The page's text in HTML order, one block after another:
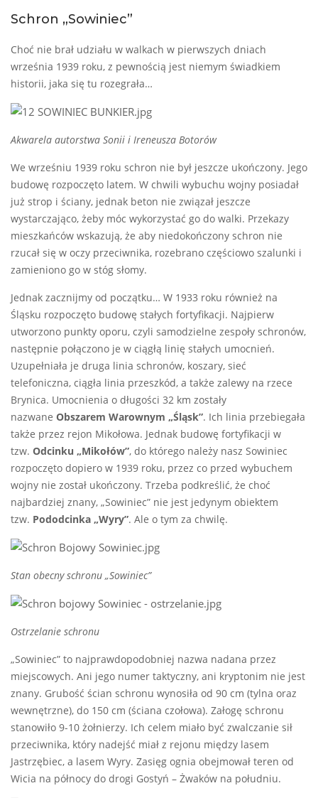
Schron „Sowiniec”
Choć nie brał udziału w walkach w pierwszych dniach
września 1939 roku, z pewnością jest niemym świadkiem
historii, jaka się tu rozegrała…
Akwarela autorstwa Sonii i Ireneusza Botorów
We wrześniu 1939 roku schron nie był jeszcze ukończony. Jego
budowę rozpoczęto latem. W chwili wybuchu wojny posiadał
już strop i ściany, jednak beton nie związał jeszcze
wystarczająco, żeby móc wykorzystać go do walki. Przekazy
mieszkańców wskazują, że aby niedokończony schron nie
rzucał się w oczy przeciwnika, rozebrano częściowo szalunki i
zamieniono go w stóg słomy.
Jednak zacznijmy od początku… W 1933 roku również na
Śląsku rozpoczęto budowę stałych fortyfikacji. Najpierw
utworzono punkty oporu, czyli samodzielne zespoły schronów,
następnie połączono je w ciągłą linię stałych umocnień.
Uzupełniała je druga linia schronów, koszary, sieć
telefoniczna, ciągła linia przeszkód, a także zalewy na rzece
Brynica. Umocnienia o długości 32 km zostały
nazwane Obszarem Warownym „Śląsk”. Ich linia przebiegała
także przez rejon Mikołowa. Jednak budowę fortyfikacji w
tzw. Odcinku „Mikołów”, do którego należy nasz Sowiniec
rozpoczęto dopiero w 1939 roku, przez co przed wybuchem
wojny nie został ukończony. Trzeba podkreślić, że choć
najbardziej znany, „Sowiniec” nie jest jedynym obiektem
tzw. Pododcinka „Wyry”. Ale o tym za chwilę.
Stan obecny schronu „Sowiniec”
Ostrzelanie schronu
„Sowiniec” to najprawdopodobniej nazwa nadana przez
miejscowych. Ani jego numer taktyczny, ani kryptonim nie jest
znany. Grubość ścian schronu wynosiła od 90 cm (tylna oraz
wewnętrzne), do 150 cm (ściana czołowa). Załogę schronu
stanowiło 9-10 żołnierzy. Ich celem miało być zwalczanie sił
przeciwnika, który nadejść miał z rejonu między lasem
Jastrzębiec, a lasem Wyry. Zasięg ognia obejmował teren od
Wicia na północy do drogi Gostyń – Żwaków na południu.